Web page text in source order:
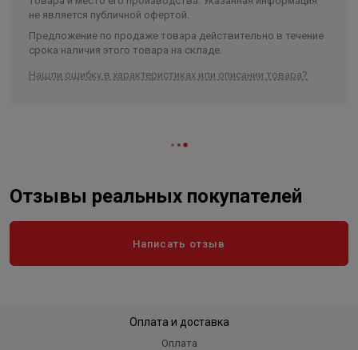
сети осуществляются автоматически посредством
протокола DHCP.
Инсталляция займет меньше минуты - нужно просто
вставить модуль расширения в плату прибора (слот №
необходимо вытащить из модуля управления Smart
плату расширения Tuya
При использовании модуля расширения Ethernet
подключение по Wi-Fi становится невозможным
не является публичной офертой.
Предложение по продаже товара действительно в течение
срока наличия этого товара на складе.
Нашли ошибку в характеристиках или описании товара?
Отзывы реальных покупателей
Написать отзыв
Оплата и доставка
Оплата